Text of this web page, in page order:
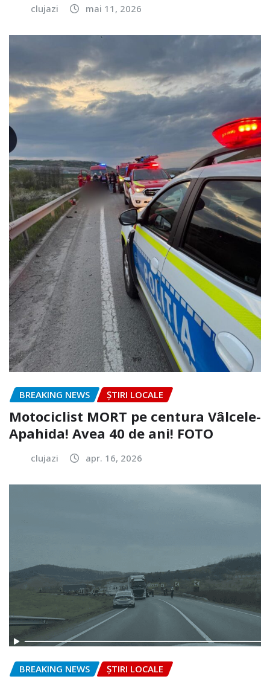
clujazi mai 11, 2026
BREAKING NEWS ȘTIRI LOCALE
Motociclist MORT pe centura Vâlcele-
Apahida! Avea 40 de ani! FOTO
clujazi apr. 16, 2026
BREAKING NEWS ȘTIRI LOCALE